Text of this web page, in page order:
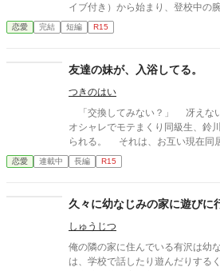
イブ付き）から始まり、登校中の
務付けられた手作り弁当。誰もが
はこれを「家族愛」だと頑なに誤解（
の一途。周囲の冷やかしや、葵を
高まる中、悠太の**「幼馴染フィ
る。 この溺愛っぷり、いつまで「家族」で通せるのか？ 甘すぎる
日常が、悠太の鈍感な理性を溶
ックスの、超高濃度イチャイチャ
恋愛 完結 短編 R15
友達の妹が、入浴してる。
つきのはい
「交換してみない？」 冴えない高校生の藤堂夏弥は、親友の
オシャレでモテまくり同級生、鈴
られる。 それは、お互い現在同居中の妹達、藤堂秋乃と鈴川美
咲を交換して生活しようというものだった。 鈴川
子の洋平に勝るとも劣らない美少
と冷めがちな女子の距離感が、二
ていく。 そんなラブコメディで
恋愛 連載中 長編 R15
久々に幼なじみの家に遊び
しゅうじつ
俺の隣の家に住んでいる有沢は幼
は、学校で話したり遊んだりする